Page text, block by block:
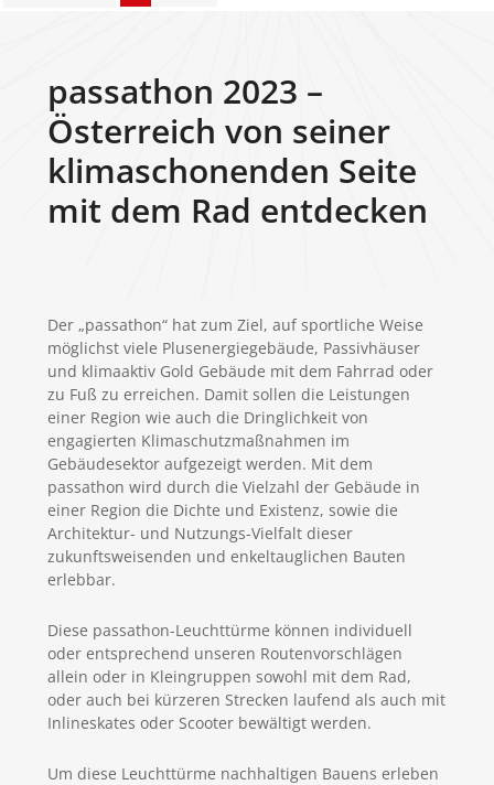
passathon 2023 –
Österreich von seiner
klimaschonenden Seite
mit dem Rad entdecken
Der „passathon“ hat zum Ziel, auf sportliche Weise
möglichst viele Plusenergiegebäude, Passivhäuser
und klimaaktiv Gold Gebäude mit dem Fahrrad oder
zu Fuß zu erreichen. Damit sollen die Leistungen
einer Region wie auch die Dringlichkeit von
engagierten Klimaschutzmaßnahmen im
Gebäudesektor aufgezeigt werden. Mit dem
passathon wird durch die Vielzahl der Gebäude in
einer Region die Dichte und Existenz, sowie die
Architektur- und Nutzungs-Vielfalt dieser
zukunftsweisenden und enkeltauglichen Bauten
erlebbar.
Diese passathon-Leuchttürme können individuell
oder entsprechend unseren Routenvorschlägen
allein oder in Kleingruppen sowohl mit dem Rad,
oder auch bei kürzeren Strecken laufend als auch mit
Inlineskates oder Scooter bewältigt werden.
Um diese Leuchttürme nachhaltigen Bauens erleben